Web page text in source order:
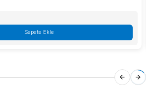
daha verimli kullanmasına yardımcı
Yüksek kapasiteli haznesi ile
fazla iş yapmanızı sağlar.
Sepete Ekle